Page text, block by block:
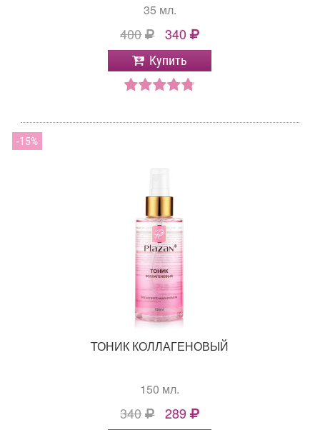
35 мл.
400 340
Купить
15
ТОНИК КОЛЛАГЕНОВЫЙ
150 мл.
340 289